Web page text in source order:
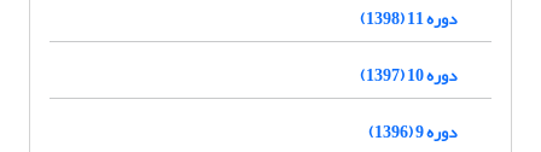
دوره 11 (1398)
دوره 10 (1397)
دوره 9 (1396)